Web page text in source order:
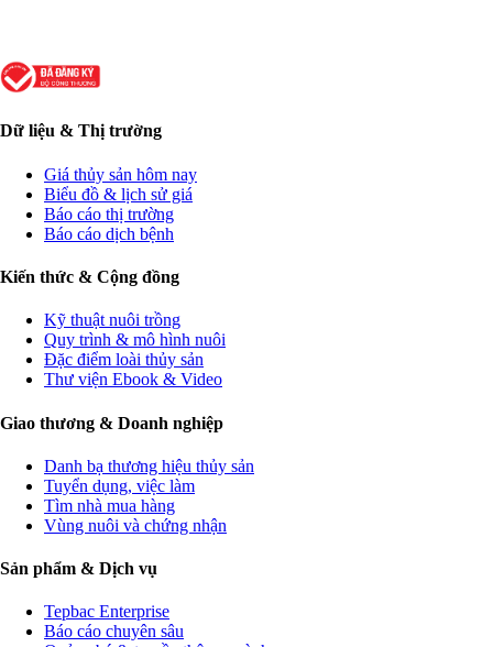
Dữ liệu & Thị trường
Giá thủy sản hôm nay
Biểu đồ & lịch sử giá
Báo cáo thị trường
Báo cáo dịch bệnh
Kiến thức & Cộng đồng
Kỹ thuật nuôi trồng
Quy trình & mô hình nuôi
Đặc điểm loài thủy sản
Thư viện Ebook & Video
Giao thương & Doanh nghiệp
Danh bạ thương hiệu thủy sản
Tuyển dụng, việc làm
Tìm nhà mua hàng
Vùng nuôi và chứng nhận
Sản phẩm & Dịch vụ
Tepbac Enterprise
Báo cáo chuyên sâu